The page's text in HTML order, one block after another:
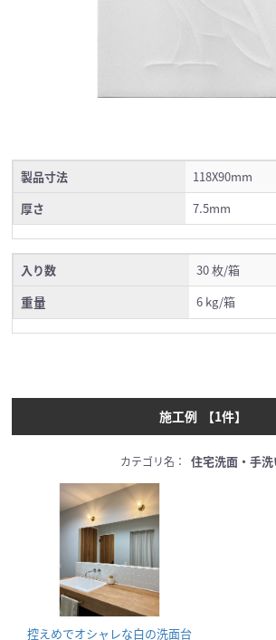
製品寸法
118X90mm
厚さ
7.5mm
入り数 30 枚/箱
重量 6 kg/箱
施工例 【1件】
カテゴリ名： 住宅洗面・手洗
控えめでオシャレな白の洗面台